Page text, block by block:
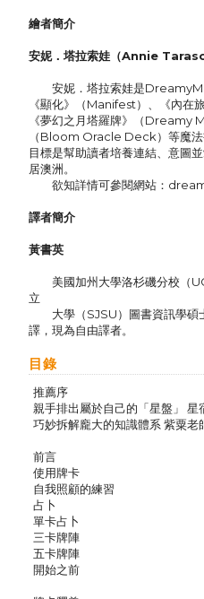
繪者簡介
安妮．塔拉索娃（Annie
安妮．塔拉索娃是
《顯化》（Manifest）、《內在
《夢幻之月塔羅牌》（Dreamy
（Bloom Oracle Deck）等魔
目標是幫助讀者培養連結、意圖
居澳洲。
欲知詳情可參閱網站：
譯者簡介
黃書英
美國加州大學洛杉磯分校（
立
大學（SJSU）圖書資訊學碩
譯，現為自由譯者。
目錄
推薦序
親手排出屬於自己的「星盤」 星
巧妙拆解龐大的知識體系 紫粟老
前言
使用牌卡
自我照顧的練習
占卜
單卡占卜
三卡牌陣
五卡牌陣
開始之前